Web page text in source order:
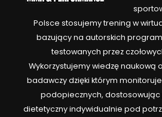
Polsce stosujemy trening w
bazujący na autorskich
testowanych przez
Wykorzystujemy wiedzę naukową
badawczy dzięki którym
podopiecznych, dostosowując
dietetyczny indywidualnie pod